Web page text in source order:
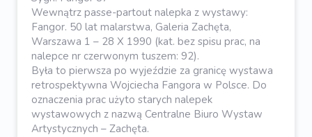
Wewnątrz passe-partout nalepka z wystawy:
Fangor. 50 lat malarstwa, Galeria Zachęta,
Warszawa 1 – 28 X 1990 (kat. bez spisu prac, na
nalepce nr czerwonym tuszem: 92).
Była to pierwsza po wyjeździe za granicę wystawa
retrospektywna Wojciecha Fangora w Polsce. Do
oznaczenia prac użyto starych nalepek
wystawowych z nazwą Centralne Biuro Wystaw
Artystycznych – Zachęta.